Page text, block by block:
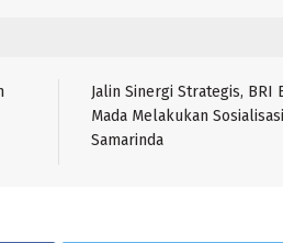
Jalin Sinergi Strategis, BRI
Mada Melakukan
Samarinda